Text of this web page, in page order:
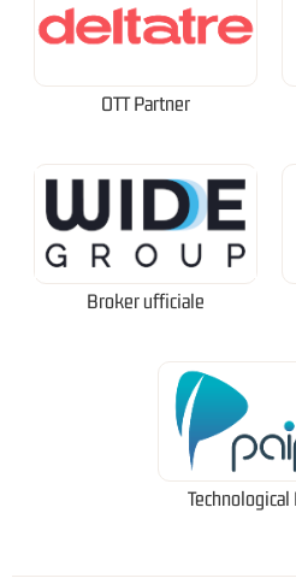
OTT Partner
Broker ufficiale